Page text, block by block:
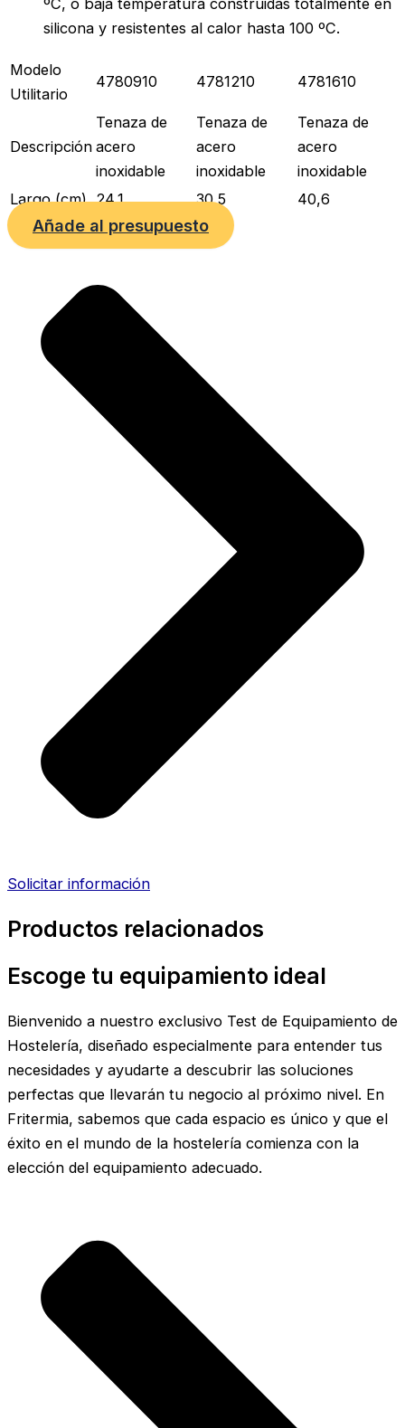
silicona y resistentes al calor hasta 100 ºC.
Modelo
Utilitario
4780910 4781210 4781610
Descripción
Tenaza de
acero
inoxidable
Tenaza de
acero
inoxidable
Tenaza de
acero
inoxidable
Largo (cm) 24,1 30,5 40,6
Añade al presupuesto
Solicitar información
Productos relacionados
Escoge tu equipamiento ideal
Bienvenido a nuestro exclusivo Test de Equipamiento de
Hostelería, diseñado especialmente para entender tus
necesidades y ayudarte a descubrir las soluciones
perfectas que llevarán tu negocio al próximo nivel. En
Fritermia, sabemos que cada espacio es único y que el
éxito en el mundo de la hostelería comienza con la
elección del equipamiento adecuado.